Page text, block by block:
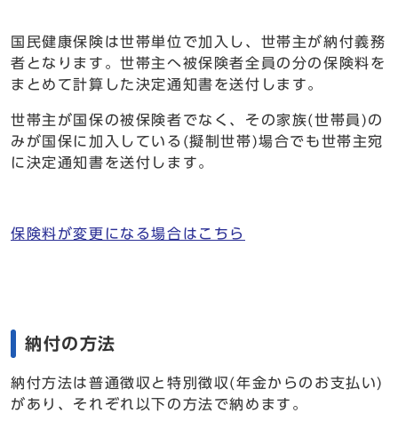
国民健康保険は世帯単位で加入し、世帯主が納付義務
者となります。世帯主へ被保険者全員の分の保険料を
まとめて計算した決定通知書を送付します。
世帯主が国保の被保険者でなく、その家族(世帯員)の
みが国保に加入している(擬制世帯)場合でも世帯主宛
に決定通知書を送付します。
保険料が変更になる場合はこちら
納付の方法
納付方法は普通徴収と特別徴収(年金からのお支払い)
があり、それぞれ以下の方法で納めます。